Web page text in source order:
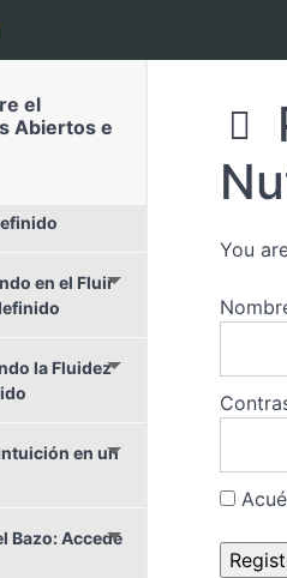
de Fluir: Descubre
el
Abiertos e
en el Fluir
la Fluidez
en un
Bazo: Accede
You